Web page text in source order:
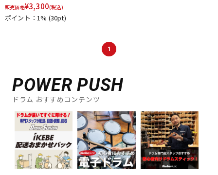
販売価格¥3,300(税込)
ポイント：1% (30pt)
1
POWER PUSH
ドラム おすすめコンテンツ